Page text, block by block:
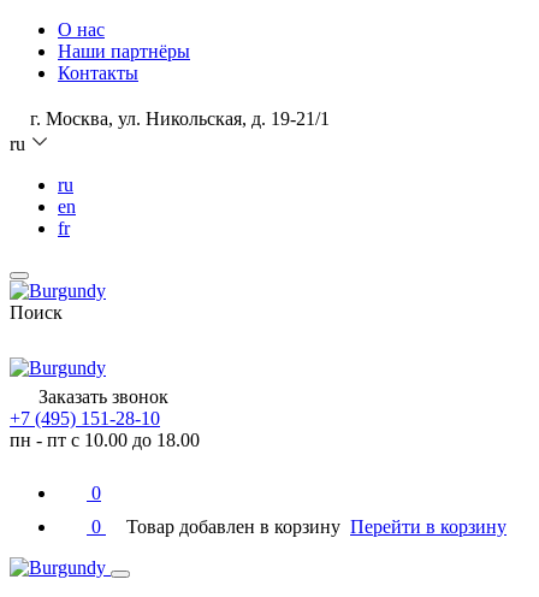
О нас
Наши партнёры
Контакты
г. Москва, ул. Никольская, д. 19-21/1
ru
ru
en
fr
Поиск
Заказать звонок
+7 (495) 151-28-10
пн - пт с 10.00 до 18.00
0
0
Товар добавлен в корзину Перейти в корзину